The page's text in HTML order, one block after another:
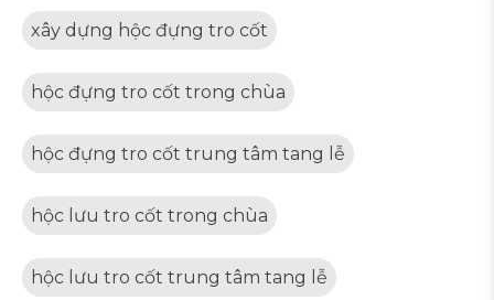
xây dựng hộc đựng tro cốt
hộc đựng tro cốt trong chùa
hộc đựng tro cốt trung tâm tang lễ
hộc lưu tro cốt trong chùa
hộc lưu tro cốt trung tâm tang lễ